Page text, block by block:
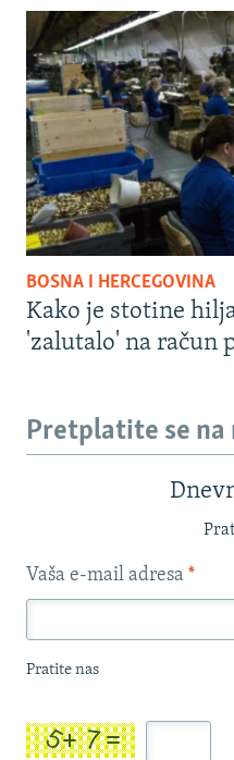
BOSNA I HERCEGOVINA
Kako je stotine
'zalutalo' na račun
Pretplatite se
Vaša e-mail adresa *
Pratite nas